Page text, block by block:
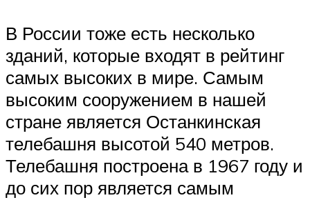
В России тоже есть несколько
зданий, которые входят в рейтинг
самых высоких в мире. Самым
высоким сооружением в нашей
стране является Останкинская
телебашня высотой 540 метров.
Телебашня построена в 1967 году и
до сих пор является самым